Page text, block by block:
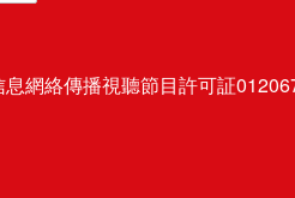
息網絡傳播視聽節目許可証